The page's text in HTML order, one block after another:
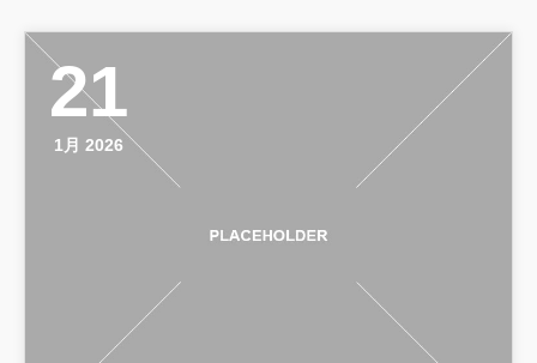
21
1月 2026